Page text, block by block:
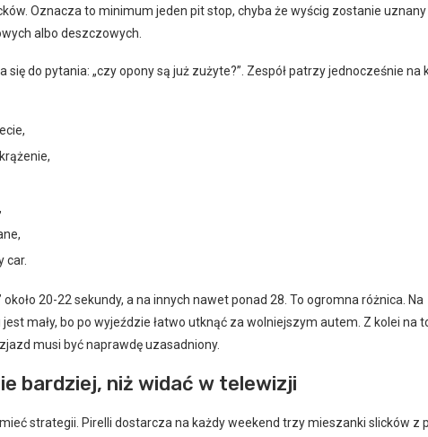
Oznacza to minimum jeden pit stop, chyba że wyścig zostanie uznany
albo deszczowych.
do pytania: „czy opony są już zużyte?”. Zespół patrzy jednocześnie na
car.
20-22 sekundy, a na innych nawet ponad 28. To ogromna różnica. Na
mały, bo po wyjeździe łatwo utknąć za wolniejszym autem. Z kolei na
musi być naprawdę uzasadniony.
bardziej, niż widać w telewizji
strategii. Pirelli dostarcza na każdy weekend trzy mieszanki slicków z